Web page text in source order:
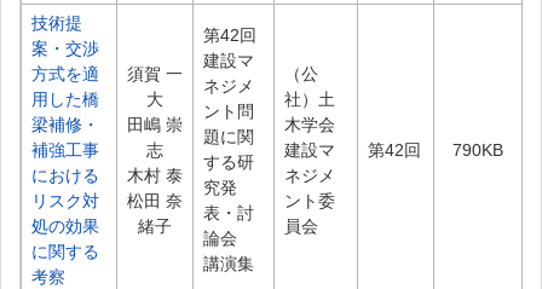
技術提
案・交渉
方式を適
用した橋
梁補修・
補強工事
における
リスク対
処の効果
に関する
考察
須賀 一
大
田嶋 崇
志
木村 泰
松田 奈
緒子
第42回
建設マ
ネジメ
ント問
題に関
する研
究発
表・討
論会
講演集
（公
社）土
木学会
建設マ
ネジメ
ント委
員会
第42回 790KB